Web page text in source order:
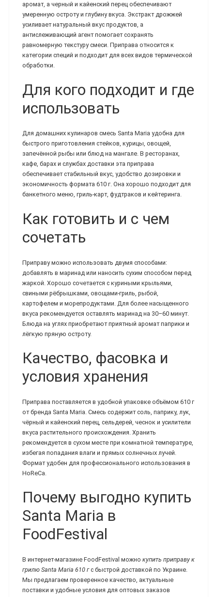
аромат, а черный и кайенский перец обеспечивают
умеренную остроту и глубину вкуса. Экстракт дрожжей
усиливает натуральный вкус продуктов, а
антислеживающий агент помогает сохранять
равномерную текстуру смеси. Приправа относится к
категории специй и подходит для всех видов термической
обработки.
Для кого подходит и где
использовать
Для домашних кулинаров смесь Santa Maria удобна для
быстрого приготовления стейков, курицы, овощей,
запечённой рыбы или блюд на мангале. В ресторанах,
кафе, барах и службах доставки эта приправа
обеспечивает стабильный вкус, удобство дозировки и
экономичность формата 610 г. Она хорошо подходит для
банкетного меню, гриль-карт, фудтраков и кейтеринга.
Как готовить и с чем
сочетать
Приправу можно использовать двумя способами:
добавлять в маринад или наносить сухим способом перед
жаркой. Хорошо сочетается с куриными крыльями,
свиными рёбрышками, овощами-гриль, рыбой,
картофелем и морепродуктами. Для более насыщенного
вкуса рекомендуется оставлять маринад на 30–60 минут.
Блюда на углях приобретают приятный аромат паприки и
лёгкую пряную остроту.
Качество, фасовка и
условия хранения
Приправа поставляется в удобной упаковке объёмом 610 г
от бренда Santa Maria. Смесь содержит соль, паприку, лук,
чёрный и кайенский перец, сельдерей, чеснок и усилители
вкуса растительного происхождения. Хранить
рекомендуется в сухом месте при комнатной температуре,
избегая попадания влаги и прямых солнечных лучей.
Формат удобен для профессионального использования в
HoReCa.
Почему выгодно купить
Santa Maria в
FoodFestival
В интернет-магазине FoodFestival можно купить приправу к
грилю Santa Maria 610 гс быстрой доставкой по Украине.
Мы предлагаем проверенное качество, актуальные
поставки и удобные условия для оптовых заказов